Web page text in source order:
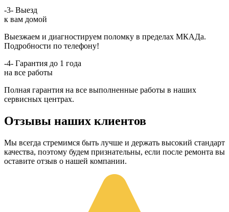
-3- Выезд
к вам домой
Выезжаем и диагностируем поломку в пределах МКАДа.
Подробности по телефону!
-4- Гарантия до 1 года
на все работы
Полная гарантия на все выполненные работы в наших
сервисных центрах.
Отзывы наших клиентов
Мы всегда стремимся быть лучше и держать высокий стандарт
качества, поэтому будем признательны, если после ремонта вы
оставите отзыв о нашей компании.